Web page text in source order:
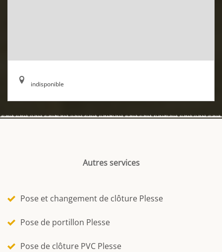
indisponible
Autres services
Pose et changement de clôture Plesse
Pose de portillon Plesse
Pose de clôture PVC Plesse